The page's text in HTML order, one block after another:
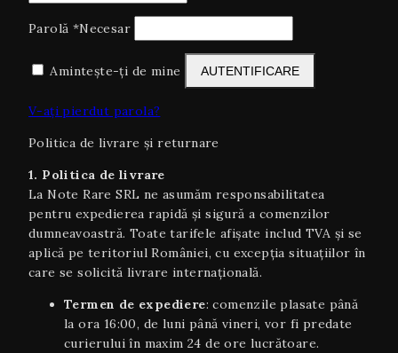
Parolă *Necesar
Amintește-ți de mine AUTENTIFICARE
V-ați pierdut parola?
Politica de livrare și returnare
1. Politica de livrare
La Note Rare SRL ne asumăm responsabilitatea
pentru expedierea rapidă și sigură a comenzilor
dumneavoastră. Toate tarifele afișate includ TVA și se
aplică pe teritoriul României, cu excepția situaţiilor în
care se solicită livrare internaţională.
Termen de expediere: comenzile plasate până
la ora 16:00, de luni până vineri, vor fi predate
curierului în maxim 24 de ore lucrătoare.